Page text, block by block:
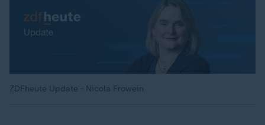
ZDFheute Update - Nicola Frowein